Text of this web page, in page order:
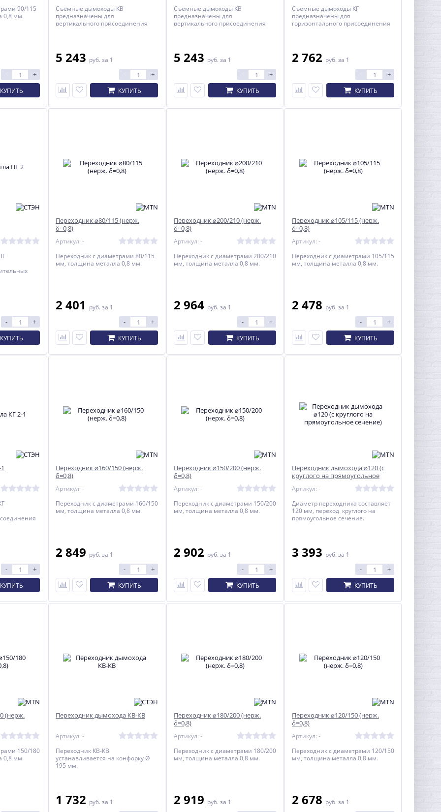
90/115
0,8 мм.
- +
КУПИТЬ
Съёмные дымоходы КВ
предназначены для
вертикального присоединения
5 243 руб. за 1
- +
КУПИТЬ
Съёмные дымоходы КВ
предназначены для
вертикального присоединения
5 243 руб. за 1
- +
КУПИТЬ
Съёмные дымоходы КГ
предназначены для
горизонтального присоединения
2 762 руб. за 1
- +
КУПИТЬ
- +
КУПИТЬ
Переходник ⌀80/115 (нерж.
δ=0,8)
Артикул: -
Переходник с диаметрами 80/115
мм, толщина металла 0,8 мм.
2 401 руб. за 1
- +
КУПИТЬ
Переходник ⌀200/210 (нерж.
δ=0,8)
Артикул: -
Переходник с диаметрами 200/210
мм, толщина металла 0,8 мм.
2 964 руб. за 1
- +
КУПИТЬ
Переходник ⌀105/115 (нерж.
δ=0,8)
Артикул: -
Переходник с диаметрами 105/115
мм, толщина металла 0,8 мм.
2 478 руб. за 1
- +
КУПИТЬ
- +
КУПИТЬ
Переходник ⌀160/150 (нерж.
δ=0,8)
Артикул: -
Переходник с диаметрами 160/150
мм, толщина металла 0,8 мм.
2 849 руб. за 1
- +
КУПИТЬ
Переходник ⌀150/200 (нерж.
δ=0,8)
Артикул: -
Переходник с диаметрами 150/200
мм, толщина металла 0,8 мм.
2 902 руб. за 1
- +
КУПИТЬ
Переходник дымохода ⌀120 (с
круглого на прямоугольное
Артикул: -
Диаметр переходника составляет
120 мм, переход круглого на
прямоугольное сечение.
3 393 руб. за 1
- +
КУПИТЬ
(нерж.
150/180
0,8 мм.
Переходник дымохода КВ-КВ
Артикул: -
Переходник КВ-КВ
устанавливается на конфорку Ø
195 мм.
1 732 руб. за 1
Переходник ⌀180/200 (нерж.
δ=0,8)
Артикул: -
Переходник с диаметрами 180/200
мм, толщина металла 0,8 мм.
2 919 руб. за 1
Переходник ⌀120/150 (нерж.
δ=0,8)
Артикул: -
Переходник с диаметрами 120/150
мм, толщина металла 0,8 мм.
2 678 руб. за 1